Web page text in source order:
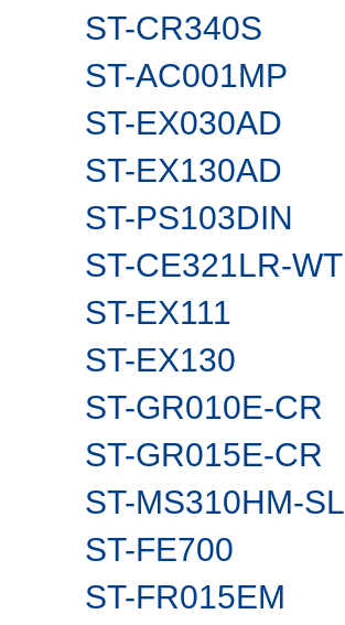
ST-CR340S
ST-AC001MP
ST-EX030AD
ST-EX130AD
ST-PS103DIN
ST-CE321LR-WT
ST-EX111
ST-EX130
ST-GR010E-CR
ST-GR015E-CR
ST-MS310HM-SL
ST-FE700
ST-FR015EM